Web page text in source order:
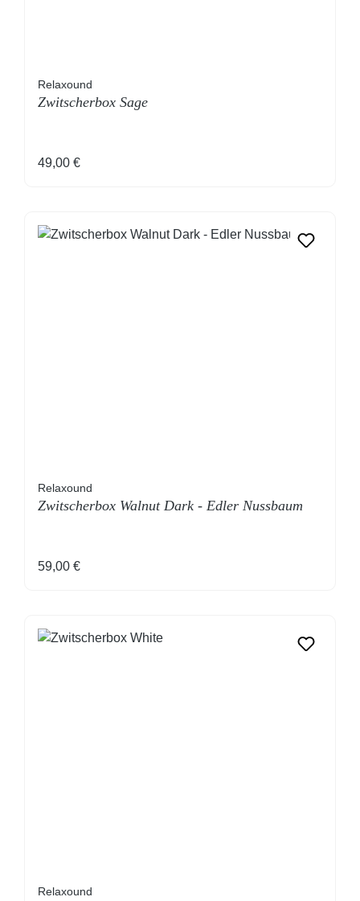
Relaxound
Zwitscherbox Sage
Regulärer Preis:
49,00 €
Relaxound
Zwitscherbox Walnut Dark - Edler Nussbaum
Regulärer Preis:
59,00 €
Relaxound